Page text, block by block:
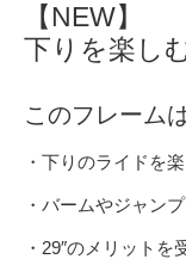
【NEW】
下りを楽し
このフレーム
・下りのライドを
・バームやジャン
・29″のメリット